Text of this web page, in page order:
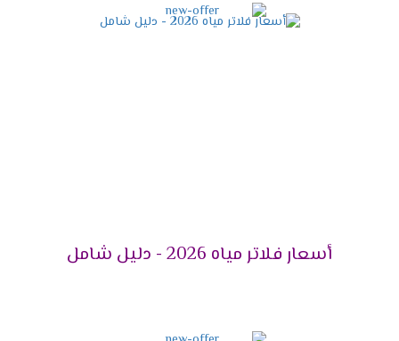
أسعار فلاتر مياه 2026 - دليل شامل